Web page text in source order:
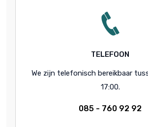
TELEFOON
We zijn telefonisch bereikbaar
17:00.
085 - 760 92 92